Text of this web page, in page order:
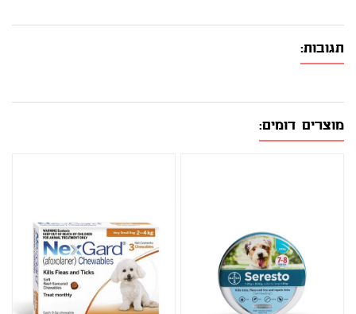
תגובות:
מוצרים דומים: